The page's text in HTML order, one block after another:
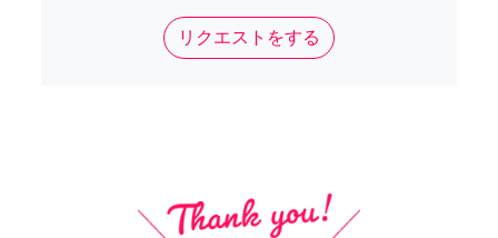
リクエストをする